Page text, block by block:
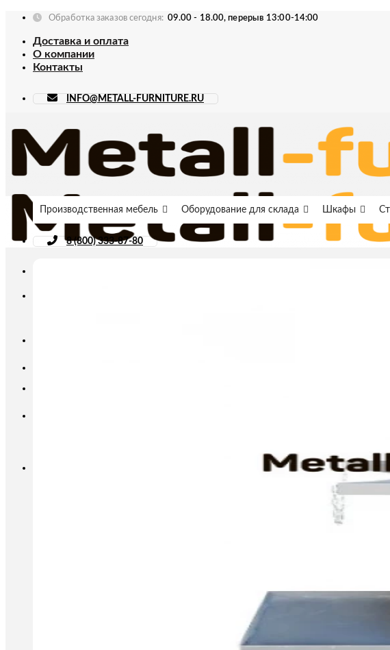
Skip
content
Обработка заказов сегодня: 09.00 - 18.00, перерыв 13:00-14:00
Доставка и оплата
О компании
Контакты
INFO@METALL-FURNITURE.RU
Производственная мебель Оборудование для склада Шкафы
8 (800) 333-87-80